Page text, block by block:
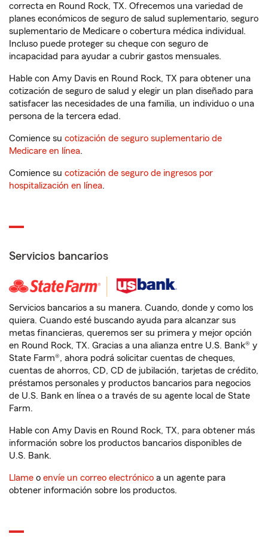
correcta en Round Rock, TX. Ofrecemos una variedad de
planes económicos de seguro de salud suplementario, seguro
suplementario de Medicare o cobertura médica individual.
Incluso puede proteger su cheque con seguro de
incapacidad para ayudar a cubrir gastos mensuales.
Hable con Amy Davis en Round Rock, TX para obtener una
cotización de seguro de salud y elegir un plan diseñado para
satisfacer las necesidades de una familia, un individuo o una
persona de la tercera edad.
Comience su cotización de seguro suplementario de
Medicare en línea.
Comience su cotización de seguro de ingresos por
hospitalización en línea.
Servicios bancarios
Servicios bancarios a su manera. Cuando, donde y como los
quiera. Cuando esté buscando ayuda para alcanzar sus
metas financieras, queremos ser su primera y mejor opción
en Round Rock, TX. Gracias a una alianza entre U.S. Bank® y
State Farm®, ahora podrá solicitar cuentas de cheques,
cuentas de ahorros, CD, CD de jubilación, tarjetas de crédito,
préstamos personales y productos bancarios para negocios
de U.S. Bank en línea o a través de su agente local de State
Farm.
Hable con Amy Davis en Round Rock, TX, para obtener más
información sobre los productos bancarios disponibles de
U.S. Bank.
Llame o envíe un correo electrónico a un agente para
obtener información sobre los productos.